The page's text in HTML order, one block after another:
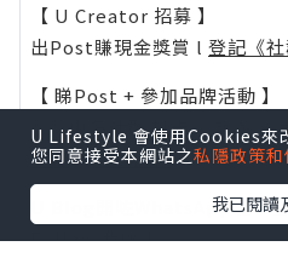
【 U Creator 招募 】
出Post賺現金獎賞 l 登記《社
【 睇Post + 參加品牌活動 】
瀏覽更多社群打卡丶 旅遊丶
攻略及活動情報
U Blog開咗WhatsApp啦！
Follow 我哋！
U Lifestyle 會使用Cookies來
您同意接受本網站之私隱政策
我已閱讀